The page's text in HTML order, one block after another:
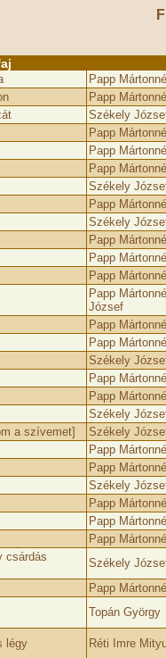
Papp
Papp
Székely
Papp
Papp
Papp
Székely
Papp
Székely
Papp
Papp
Papp
Papp
József
Papp
Papp
Székely
Papp
Papp
Székely
a szívemet]
Székely
Papp
Papp
Székely
Papp
Papp
Papp
csárdás
Székely
Papp
Topán György
légy Réti Imre